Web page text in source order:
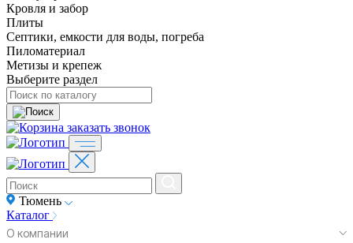
Кровля и забор
Плиты
Септики, емкости для воды, погреба
Пиломатериал
Метизы и крепеж
Выберите раздел
заказать звонок
Тюмень
Каталог
О компании